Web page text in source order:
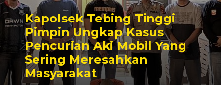
Kapolsek Tebing Tinggi
Pimpin Ungkap Kasus
Pencurian Aki Mobil Yang
Sering Meresahkan
Masyarakat